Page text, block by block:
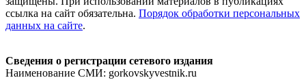
ссылка на сайт обязательна. Порядок обработки персональных
данных на сайте.
Сведения о регистрации сетевого издания
Наименование СМИ: gorkovskyvestnik.ru